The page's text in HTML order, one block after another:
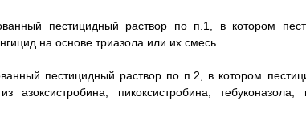
пестицидный раствор по п.1, в котором
на основе триазола или их смесь.
пестицидный раствор по п.2, в котором
азоксистробина, пикоксистробина,